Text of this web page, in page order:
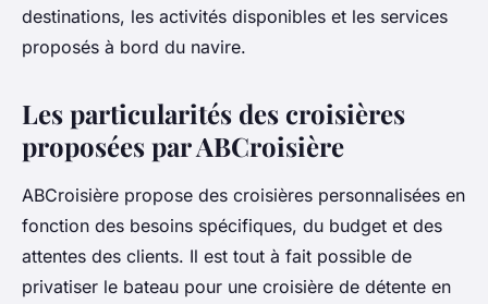
destinations, les activités disponibles et les services
proposés à bord du navire.
Les particularités des croisières
proposées par ABCroisière
ABCroisière propose des croisières personnalisées en
fonction des besoins spécifiques, du budget et des
attentes des clients. Il est tout à fait possible de
privatiser le bateau pour une croisière de détente en